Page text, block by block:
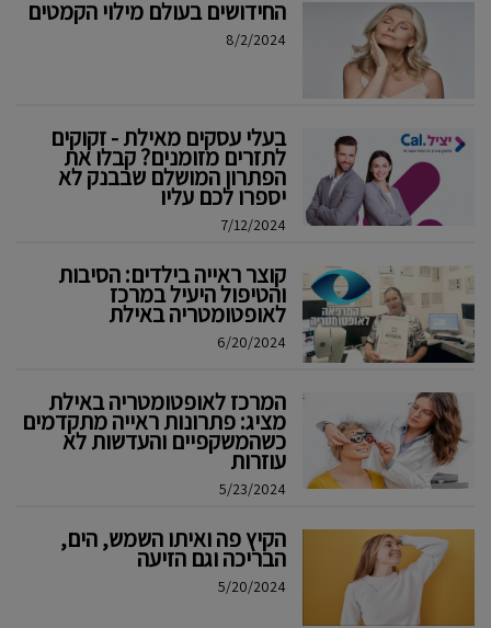
החידושים בעולם מילוי הקמטים
8/2/2024
בעלי עסקים מאילת - זקוקים
לתזרים מזומנים? קבלו את
הפתרון המושלם שבבנק לא
יספרו לכם עליו
7/12/2024
קוצר ראייה בילדים: הסיבות
והטיפול היעיל במרכז
לאופטומטריה באילת
6/20/2024
המרכז לאופטומטריה באילת
מציג: פתרונות ראייה מתקדמים
כשהמשקפיים והעדשות לא
עוזרות
5/23/2024
הקיץ פה ואיתו השמש, הים,
הבריכה וגם הזיעה
5/20/2024